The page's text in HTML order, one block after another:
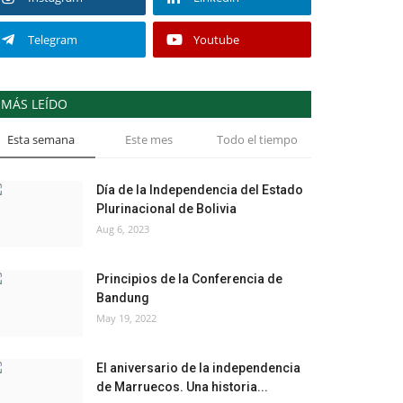
Telegram Youtube
MÁS LEÍDO
Esta semana Este mes Todo el tiempo
Día de la Independencia del Estado
Plurinacional de Bolivia
Aug 6, 2023
Principios de la Conferencia de
Bandung
May 19, 2022
El aniversario de la independencia
de Marruecos. Una historia...